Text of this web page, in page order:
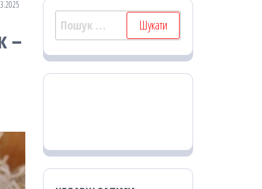
–
Пошук: